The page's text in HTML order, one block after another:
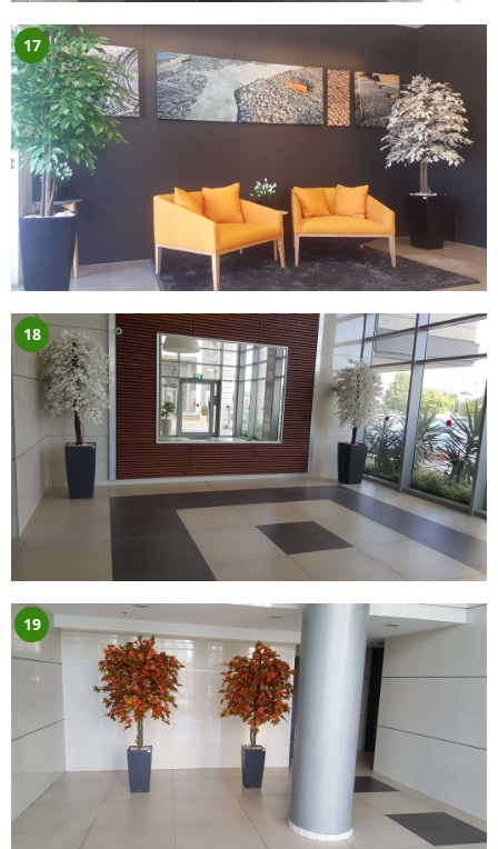
17
18
19